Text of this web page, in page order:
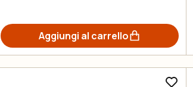
Aggiungi al carrello